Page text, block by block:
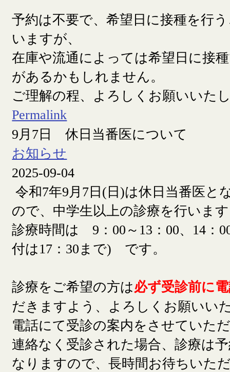
予約は不要で、希望日に接種を行
いますが、
在庫や流通によっては希望日に接
があるかもしれません。
ご理解の程、よろしくお願いいた
Permalink
9月7日 休日当番医について
お知らせ
2025-09-04
令和7年9月7日(日)は休日当番医と
ので、中学生以上の診療を行います
診療時間は 9：00～13：00、14：
付は17：30まで) です。
診療をご希望の方は必ず受診前に
だきますよう、よろしくお願いい
電話にて受診の案内をさせていた
連絡なく受診された場合、診療は
なりますので、長時間お待ちいた